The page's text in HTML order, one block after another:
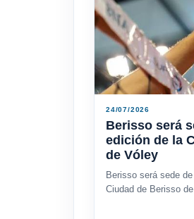
24/07/2026
Berisso será
edición de la
de Vóley
Berisso será sede
Ciudad de Berisso